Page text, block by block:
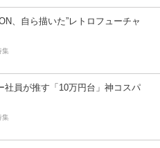
、自ら描いた”レトロフューチャ
集
社員が推す「10万円台」神コスパ
集